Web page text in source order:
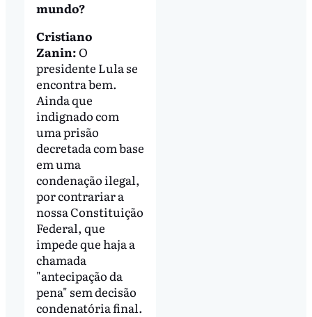
mundo?
Cristiano
Zanin:O
presidente Lula se
encontra bem.
Ainda que
indignado com
uma prisão
decretada com base
em uma
condenação ilegal,
por contrariar a
nossa Constituição
Federal, que
impede que haja a
chamada
"antecipação da
pena" sem decisão
condenatória final.